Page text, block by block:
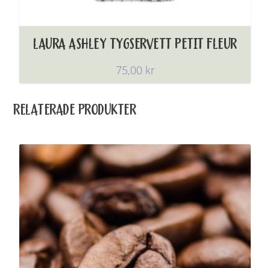
LAURA ASHLEY TYGSERVETT PETIT FLEUR
75,00 kr
RELATERADE PRODUKTER